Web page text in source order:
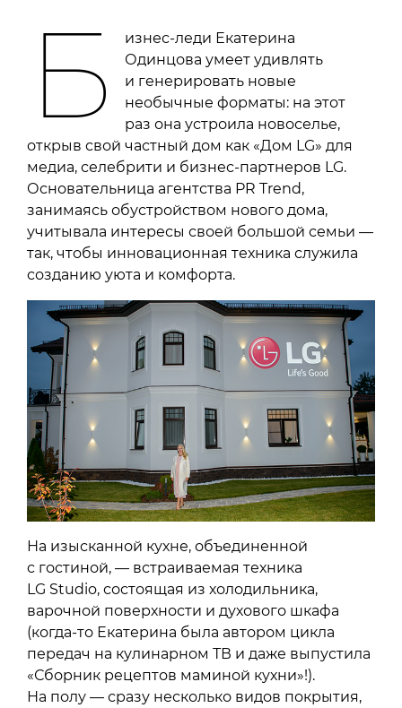
Б
изнес-леди Екатерина
Одинцова умеет удивлять
и генерировать новые
необычные форматы: на этот
раз она устроила новоселье,
открыв свой частный дом как «Дом LG» для
медиа, селебрити и бизнес-партнеров LG.
Основательница агентства PR Trend,
занимаясь обустройством нового дома,
учитывала интересы своей большой семьи —
так, чтобы инновационная техника служила
созданию уюта и комфорта.
На изысканной кухне, объединенной
с гостиной, — встраиваемая техника
LG Studio, состоящая из холодильника,
варочной поверхности и духового шкафа
(когда-то Екатерина была автором цикла
передач на кулинарном ТВ и даже выпустила
«Сборник рецептов маминой кухни»!).
На полу — сразу несколько видов покрытия,